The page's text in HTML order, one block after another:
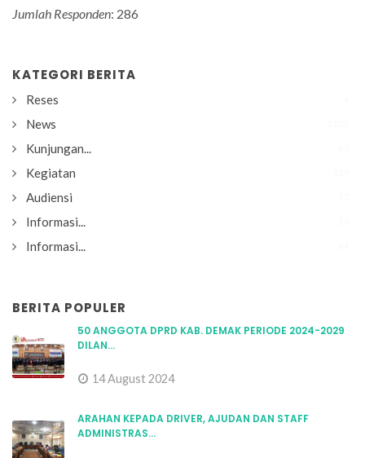
Jumlah Responden: 286
KATEGORI BERITA
Reses
News
Kunjungan...
Kegiatan
Audiensi
Informasi...
Informasi...
BERITA POPULER
50 ANGGOTA DPRD KAB. DEMAK PERIODE 2024-2029
DILAN...
14 August 2024
ARAHAN KEPADA DRIVER, AJUDAN DAN STAFF
ADMINISTRAS...